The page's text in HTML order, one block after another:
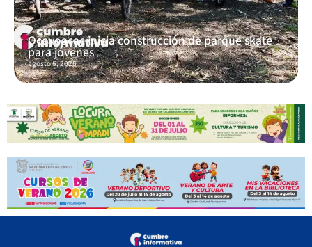
Ocoyoacac inicia construcción de parque skate
para jóvenes
agosto 6, 2026